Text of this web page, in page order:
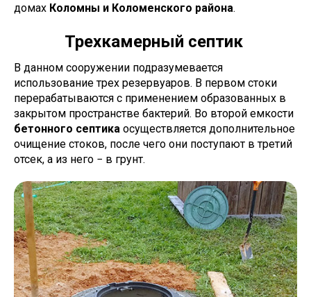
домах Коломны и Коломенского района.
Трехкамерный септик
В данном сооружении подразумевается
использование трех резервуаров. В первом стоки
перерабатываются с применением образованных в
закрытом пространстве бактерий. Во второй емкости
бетонного септика осуществляется дополнительное
очищение стоков, после чего они поступают в третий
отсек, а из него − в грунт.